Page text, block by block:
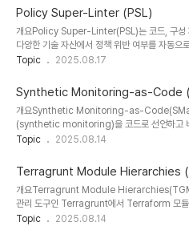
화하는 접근 방식으로, DevOps, GitOps,
Engineering 등의 핵심 요소로 자리잡고 있습
Environments-as-Code의 정의, 구성요소,
및 고려사항 등을 체계적으로 정리합니다.1. 개
Environments-as-Code(EaC)는 개발, 테스
는 접근 방식입니다..
Policy Super-Linter (PSL)
개요Policy Super-Linter(PSL)는 코드, 구성
다양한 기술 자산에서 정책 위반 여부를 자동으
정 준수를 사전에 보장하기 위한 통합 린트 도구
으며, 코드 품질뿐만 아니라 보안, 거버넌스, 운영
멀티레이어 검증 체계를 제공합니다. 본 글에서
처, 기능, 기술 요소 및 실전 활용 사례를 상세히
정의 항목 설명 비고 정의다양한 파일 및 코드에
여부를 자동으로 검사하는 통합 린터GitHub
Topic 2025.08.17
Synthetic Monitoring-as-Code
개요Synthetic Monitoring-as-
(synthetic monitoring)을 코드로 선언하고 버
CI/CD 파이프라인에 통합해 모니터링 인프라를
를 시뮬레이션하는 합성 테스트 스크립트를 코드
뢰성과 유연성을 향상시킬 수 있습니다.1. 개념
모니터링 설정을 넘어서, 사용자 행동 흐름(로그
호출을 시뮬레이션하는 합성 모니터링 스크립트
배포 자동화 체계와 연계하여 관리하는 방법론입
Topic 2025.08.14
Terragrunt Module Hierarchies
개요Terragrunt Module
관리 도구인 Terragrunt에서 Terraform 모듈
(hierarchical)으로 구성함으로써, 환경별 재사
Topic 2025.08.14